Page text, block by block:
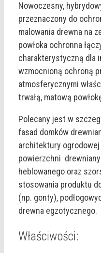
Nowoczesny,
przeznaczony do
malowania drewna na
powłoka ochronna
charakterystyczną dla
wzmocnioną ochroną
atmosferycznymi
trwałą, matową
Polecany jest w
fasad domków
architektury
powierzchni
heblowanego oraz
stosowania produktu
(np. gonty),
drewna egzotycznego.
Właściwości: